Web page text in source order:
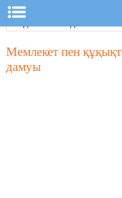
Мемлекет пен
дамуы